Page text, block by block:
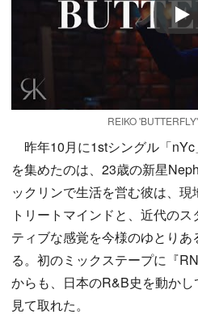
Play
REIKO
昨年10月に1stシングル「
を集めたのは、23歳の新星
ックリンで生活を営む彼は、
トリートマインドと、近代の
ティブな感覚を今様のゆとり
る。初のミックステープに『
からも、日本のR&B史を動か
見て取れた。